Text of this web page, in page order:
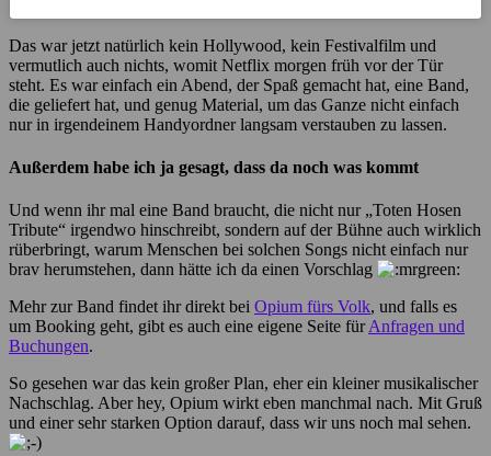
Das war jetzt natürlich kein Hollywood, kein Festivalfilm und
vermutlich auch nichts, womit Netflix morgen früh vor der Tür
steht. Es war einfach ein Abend, der Spaß gemacht hat, eine Band,
die geliefert hat, und genug Material, um das Ganze nicht einfach
nur in irgendeinem Handyordner langsam verstauben zu lassen.
Außerdem habe ich ja gesagt, dass da noch was kommt
Und wenn ihr mal eine Band braucht, die nicht nur „Toten Hosen
Tribute“ irgendwo hinschreibt, sondern auf der Bühne auch wirklich
rüberbringt, warum Menschen bei solchen Songs nicht einfach nur
brav herumstehen, dann hätte ich da einen Vorschlag
Mehr zur Band findet ihr direkt bei Opium fürs Volk, und falls es
um Booking geht, gibt es auch eine eigene Seite fürAnfragen und
Buchungen.
So gesehen war das kein großer Plan, eher ein kleiner musikalischer
Nachschlag. Aber hey, Opium wirkt eben manchmal nach. Mit Gruß
und einer sehr starken Option darauf, dass wir uns noch mal sehen.